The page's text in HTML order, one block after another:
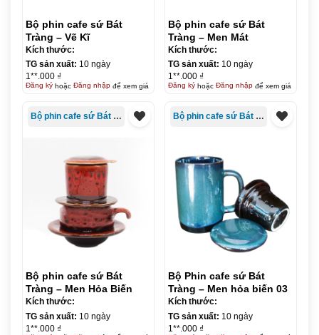
Bộ phin cafe sứ Bát
Tràng – Vẽ Kĩ
Kích thước:
TG sản xuất: 10 ngày
1**.000 ₫
Đăng kýhoặc Đăng nhậpđể xem giá
Bộ phin cafe sứ Bát
Tràng – Men Mát
Kích thước:
TG sản xuất: 10 ngày
1**.000 ₫
Đăng kýhoặc Đăng nhậpđể xem giá
Bộ phin cafe sứ Bát Tràng
Bộ phin cafe sứ Bát
Tràng – Men Hỏa Biến
Kích thước:
TG sản xuất: 10 ngày
1**.000 ₫
Bộ phin cafe sứ Bát Tràng
Bộ Phin cafe sứ Bát
Tràng – Men hỏa biến 03
Kích thước:
TG sản xuất: 10 ngày
1**.000 ₫